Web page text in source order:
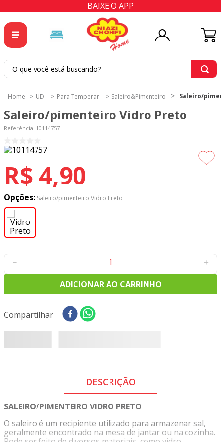
BAIXE O APP
O que você está buscando?
UD Para Temperar Saleiro&Pimenteiro Saleiro/
Saleiro/pimenteiro Vidro Preto
Referência: 10114757
R$ 4,90
Opções: Saleiro/pimenteiro Vidro Preto
＋
－
ADICIONAR AO CARRINHO
Compartilhar
DESCRIÇÃO
SALEIRO/PIMENTEIRO VIDRO PRETO
O saleiro é um recipiente utilizado para armazenar sal,
geralmente encontrado na mesa de jantar ou na cozinha.
2º
tapete
4 º
tecido percal
5º
tapetes
7º
tecido tricoline
8º
tricoline digital